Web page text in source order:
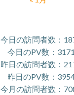
今日の訪問者数：
今日のPV数：3171
昨日の訪問者数：
昨日のPV数：
今月の訪問者数：